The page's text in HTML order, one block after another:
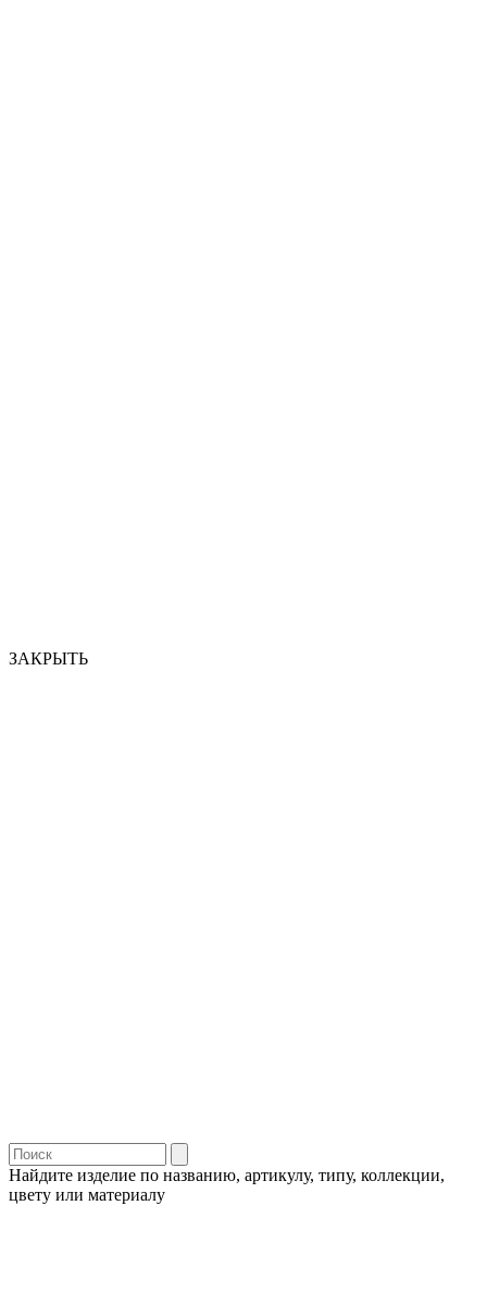
ЗАКРЫТЬ
Найдите изделие по названию, артикулу, типу, коллекции,
цвету или материалу